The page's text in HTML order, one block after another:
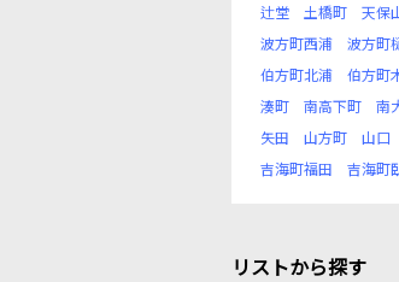
辻堂
土橋町 天保
波方町西浦
波方町
伯方町北浦
伯方町
湊町
南高下町 南
矢田
山方町 山口
吉海町福田
吉海町
リストから探す